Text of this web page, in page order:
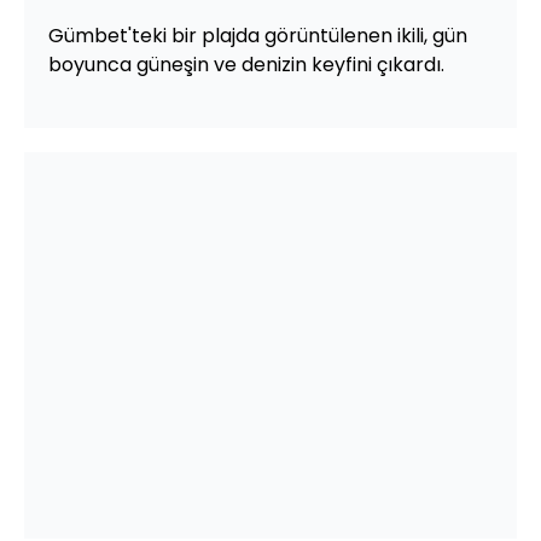
Gümbet'teki bir plajda görüntülenen ikili, gün
boyunca güneşin ve denizin keyfini çıkardı.